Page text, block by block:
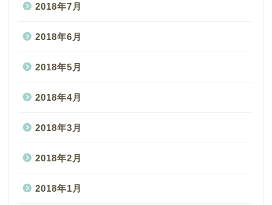
2018年7月
2018年6月
2018年5月
2018年4月
2018年3月
2018年2月
2018年1月